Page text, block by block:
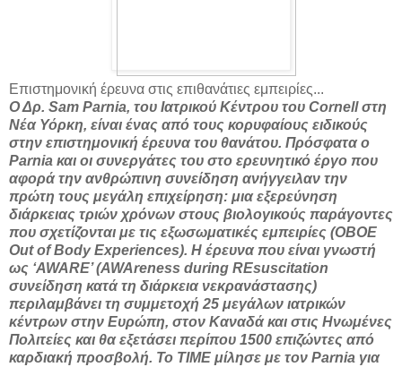
Επιστημονική έρευνα στις επιθανάτιες εμπειρίες...
Ο Δρ. Sam Parnia, του Ιατρικού Κέντρου του Cornell στη
Νέα Υόρκη, είναι ένας από τους κορυφαίους ειδικούς
στην επιστημονική έρευνα του θανάτου. Πρόσφατα ο
Parnia και οι συνεργάτες του στο ερευνητικό έργο που
αφορά την ανθρώπινη συνείδηση ανήγγειλαν την
πρώτη τους μεγάλη επιχείρηση: μια εξερεύνηση
διάρκειας τριών χρόνων στους βιολογικούς παράγοντες
που σχετίζονται με τις εξωσωματικές εμπειρίες (OBOE
Out of Body Experiences). Η έρευνα που είναι γνωστή
ως ‘AWARE’ (AWAreness during REsuscitation
συνείδηση κατά τη διάρκεια νεκρανάστασης)
περιλαμβάνει τη συμμετοχή 25 μεγάλων ιατρικών
κέντρων στην Ευρώπη, στον Καναδά και στις Ηνωμένες
Πολιτείες και θα εξετάσει περίπου 1500 επιζώντες από
καρδιακή προσβολή. Το TIME μίλησε με τον Parnia για